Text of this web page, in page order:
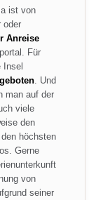
ist von
oder
Anreise
Für
Insel
. Und
man auf der
viele
den
höchsten
Gerne
von
seiner